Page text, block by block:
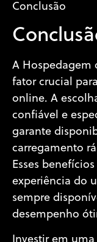
Conclusão
A Hospedagem
fator crucial
online. A
confiável e
garante
carregamento
Esses
experiência do
sempre
desempenho